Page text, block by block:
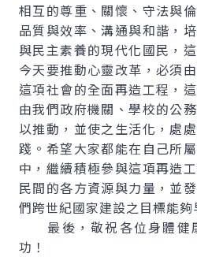
相互的尊重、關懷、守法與
品質與效率、溝通與和諧，
與民主素養的現代化國民，
今天要推動心靈改革，必須
這項社會的全面再造工程，
由我們政府機關、學校的公
以推動，並使之生活化，處
踐。希望大家都能在自己所
中，繼續積極參與這項再造
民間的各方資源與力量，並
們跨世紀國家建設之目標能夠
最後，敬祝各位身體健
功！